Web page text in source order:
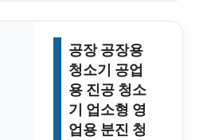
공장 공장용
청소기 공업
용 진공 청소
기 업소형 영
업용 분진 청